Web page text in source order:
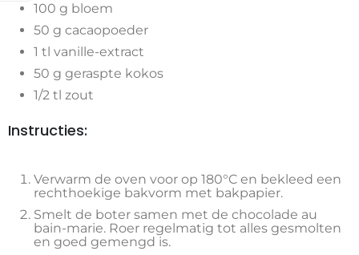
100 g bloem
50 g cacaopoeder
1 tl vanille-extract
50 g geraspte kokos
1/2 tl zout
Instructies:
Verwarm de oven voor op 180°C en bekleed een
rechthoekige bakvorm met bakpapier.
Smelt de boter samen met de chocolade au
bain-marie. Roer regelmatig tot alles gesmolten
en goed gemengd is.